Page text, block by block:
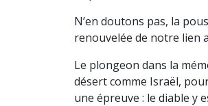
N’en doutons pas, la
renouvelée de notre lien
Le plongeon dans la
désert comme Israël,
une épreuve : le diable y